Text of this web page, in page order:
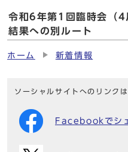
令和6年第1回臨時会（
結果への別ルート
ホーム 新着情報
ソーシャルサイトへのリンク
Facebookでシ